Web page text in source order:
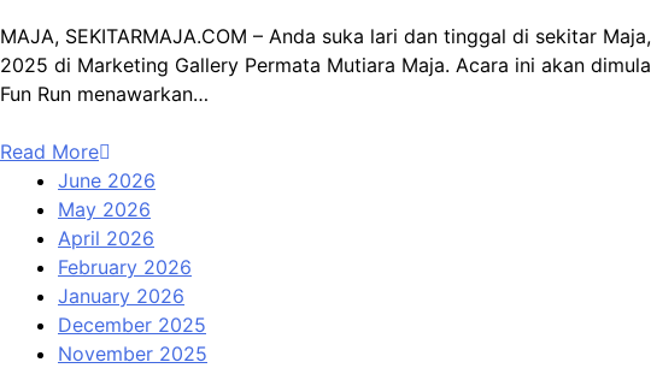
MAJA, SEKITARMAJA.COM – Anda suka lari dan tinggal di sekitar
2025 di Marketing Gallery Permata Mutiara Maja. Acara ini akan
Fun Run menawarkan…
Read More
June 2026
May 2026
April 2026
February 2026
January 2026
December 2025
November 2025